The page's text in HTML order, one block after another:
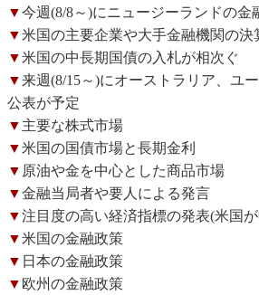
▼今週(8/8～)にニュージーランドの金
▼米国の主要企業や大手金融機関の決
▼米国の中長期国債の入札が相次ぐ
▼来週(8/15～)にオーストラリア、ユ
公表が予定
▼ 主要な株式市場
▼米国の国債市場と長期金利
▼ 原油や金を中心とした商品市場
▼金融当局者や要人による発言
▼注目度の高い経済指標の発表(米国
▼米国の金融政策
▼ 日本の金融政策
▼ 欧州の金融政策